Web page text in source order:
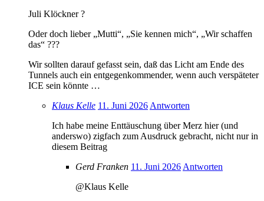
Juli Klöckner ?
Oder doch lieber „Mutti“, „Sie kennen mich“, „Wir schaffen
das“ ???
Wir sollten darauf gefasst sein, daß das Licht am Ende des
Tunnels auch ein entgegenkommender, wenn auch verspäteter
ICE sein könnte …
Klaus Kelle 11. Juni 2026Antworten
Ich habe meine Enttäuschung über Merz hier (und
anderswo) zigfach zum Ausdruck gebracht, nicht nur in
diesem Beitrag
Gerd Franken 11. Juni 2026Antworten
@Klaus Kelle